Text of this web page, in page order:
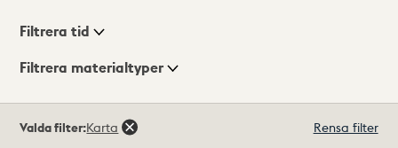
Visningsläge
Filtrera tid
Filtrera materialtyper
träffar
Valda filter:Karta Rensa filter